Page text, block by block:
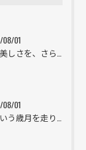
08/01
08/01